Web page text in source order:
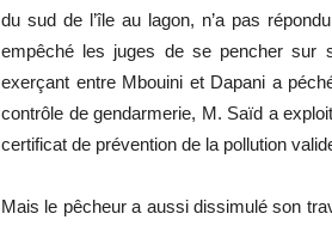
du sud de l’île au lagon, n’a pas
empêché les juges de se pencher sur
exerçant entre Mbouini et Dapani a
contrôle de gendarmerie, M. Saïd a
certificat de prévention de la pollution
Mais le pêcheur a aussi dissimulé son